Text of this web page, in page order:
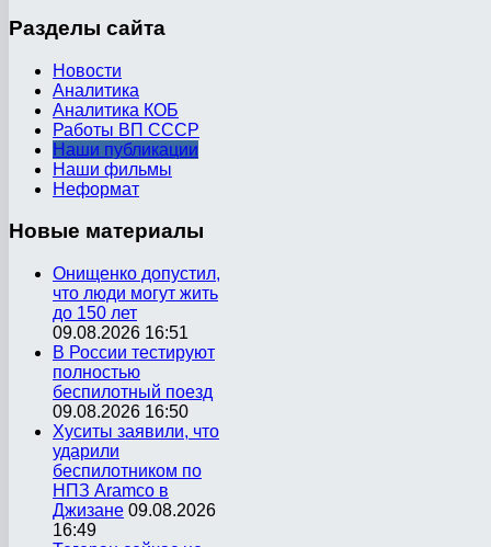
Разделы сайта
Новости
Аналитика
Аналитика КОБ
Работы ВП СССР
Наши публикации
Наши фильмы
Неформат
Новые материалы
Онищенко допустил,
что люди могут жить
до 150 лет
09.08.2026 16:51
В России тестируют
полностью
беспилотный поезд
09.08.2026 16:50
Хуситы заявили, что
ударили
беспилотником по
НПЗ Aramco в
Джизане 09.08.2026
16:49